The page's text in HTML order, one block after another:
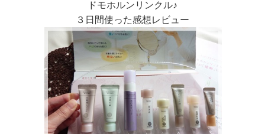
ドモホルンリンクル♪
３日間使った感想レビュー